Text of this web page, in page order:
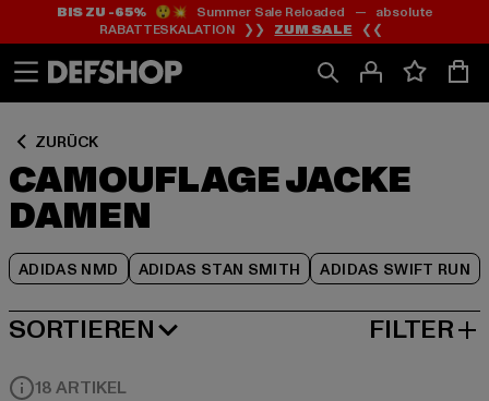
Zum
Inhalt
springen
Zum
Fußzeile
springen
BIS ZU -65%😲💥 Summer Sale Reloaded — absolute
RABATTESKALATION ❯❯ ZUM SALE ❮❮
ZURÜCK
CAMOUFLAGE JACKE
DAMEN
ADIDAS NMD ADIDAS STAN SMITH ADIDAS SWIFT RUN
Zum
Produktraster
springen
SORTIEREN
BELIEBTESTE FILTER
18 ARTIKEL